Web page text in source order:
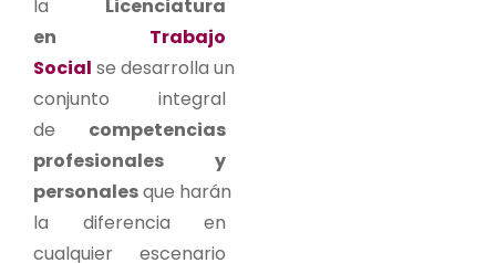
la Licenciatura
en Trabajo
Social se desarrolla un
conjunto integral
de competencias
profesionales y
personalesque harán
la diferencia en
cualquier escenario